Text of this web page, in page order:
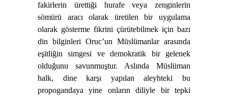
fakirlerin ürettiği hurafe veya zenginlerin
sömürü aracı olarak üretilen bir uygulama
olarak gösterme fikrini çürütebilmek için bazı
din bilginleri Oruc’un Müslümanlar arasında
eşitliğin simgesi ve demokratik bir gelenek
olduğunu savunmuştur. Aslında Müslüman
halk, dine karşı yapılan aleyhteki bu
propogandaya yine onların diliyle bir tepki